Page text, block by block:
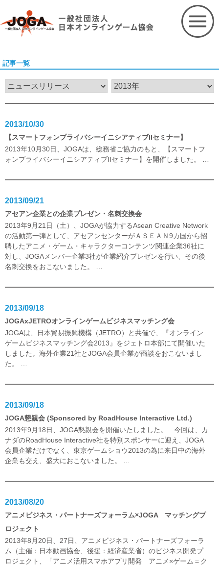
content
記事一覧
2013/10/30
【スマートフォンプライバシーイニシアティブIIセミナー】
2013年10月30日、JOGAは、総務省ご協力のもと、【スマートフ
ォンプライバシーイニシアティブIIセミナー】を開催しました。
2013/09/21
アセアン企業との企業プレゼン・名刺交換会
2013年9月21日（土）、JOGAが協力するAsean Creative Network
の活動第一弾として、アセアンセンターがＡＳＥＡＮ9カ国から招
聘したアニメ・ゲーム・キャラクターコンテンツ関連企業36社に
対し、JOGAメンバー企業3社が企業紹介プレゼンを行い、その後
名刺交換をおこないました。
2013/09/18
JOGAxJETROオンラインゲームビジネスマッチング会
JOGAは、日本貿易振興機構（JETRO）と共催で、『オンライン
ゲームビジネスマッチング会2013』をジェトロ本部にて開催いた
しました。海外企業21社とJOGA会員企業が商談をおこないまし
た。
2013/09/18
JOGA懇親会 (Sponsored by RoadHouse Interactive Ltd.)
2013年9月18日、JOGA懇親会を開催いたしました。 今回は、カ
ナダのRoadHouse Interactive社を特別スポンサーに迎え、JOGA
会員企業だけでなく、東京ゲームショウ2013の為に来日中の海外
企業も交え、盛大におこないました。
2013/08/20
アニメビジネス・パートナーズフォーラム×JOGA マッチングプ
ロジェクト
2013年8月20日、27日、アニメビジネス・パートナーズフォーラ
ム（主催：日本動画協会、後援：経済産業省）のビジネス開発プ
ロジェクト、「アニメ活用スマホアプリ開発 アニメ×ゲーム＝ク